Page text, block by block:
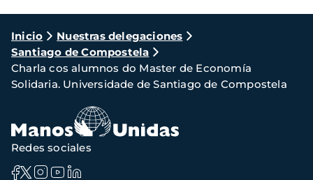
Ruta
de
navegación
Inicio
Nuestras delegaciones
Santiago de Compostela
Charla cos alumnos do Master de Economía
Solidaria. Universidade de Santiago de Compostela
Redes sociales